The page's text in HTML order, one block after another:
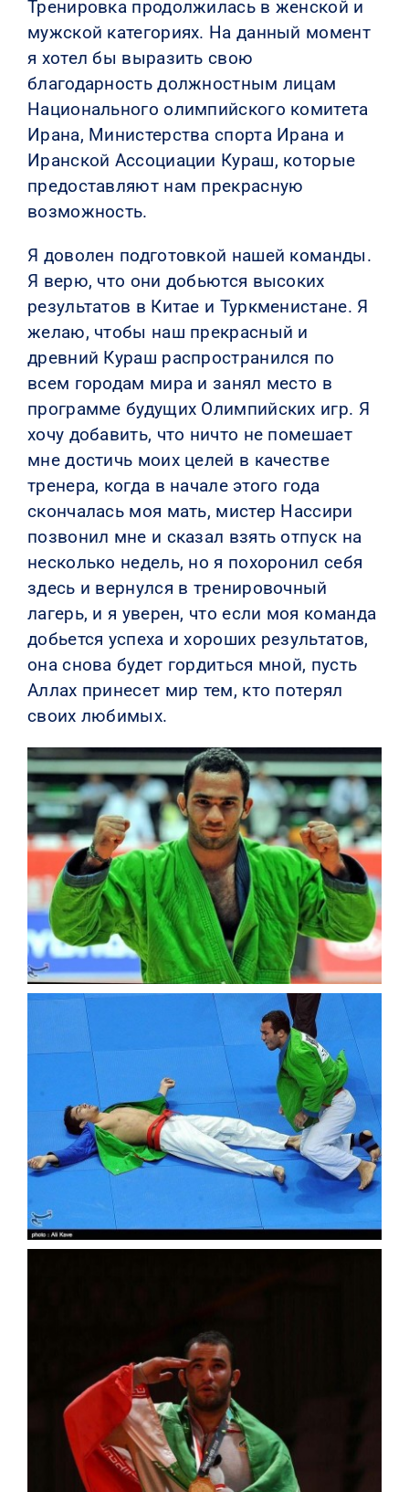
Тренировка продолжилась в женской и
мужской категориях. На данный момент
я хотел бы выразить свою
благодарность должностным лицам
Национального олимпийского комитета
Ирана, Министерства спорта Ирана и
Иранской Ассоциации Кураш, которые
предоставляют нам прекрасную
возможность.
Я доволен подготовкой нашей команды.
Я верю, что они добьются высоких
результатов в Китае и Туркменистане. Я
желаю, чтобы наш прекрасный и
древний Кураш распространился по
всем городам мира и занял место в
программе будущих Олимпийских игр. Я
хочу добавить, что ничто не помешает
мне достичь моих целей в качестве
тренера, когда в начале этого года
скончалась моя мать, мистер Нассири
позвонил мне и сказал взять отпуск на
несколько недель, но я похоронил себя
здесь и вернулся в тренировочный
лагерь, и я уверен, что если моя команда
добьется успеха и хороших результатов,
она снова будет гордиться мной, пусть
Аллах принесет мир тем, кто потерял
своих любимых.